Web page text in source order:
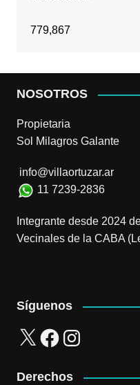
779,867
NOSOTROS
Propietaria
Sol Milagros Galante
info@villaortuzar.ar
11 7239-2836
Integrante desde 2024
Vecinales de la CABA
Síguenos
X FacebookInstagram
Derechos